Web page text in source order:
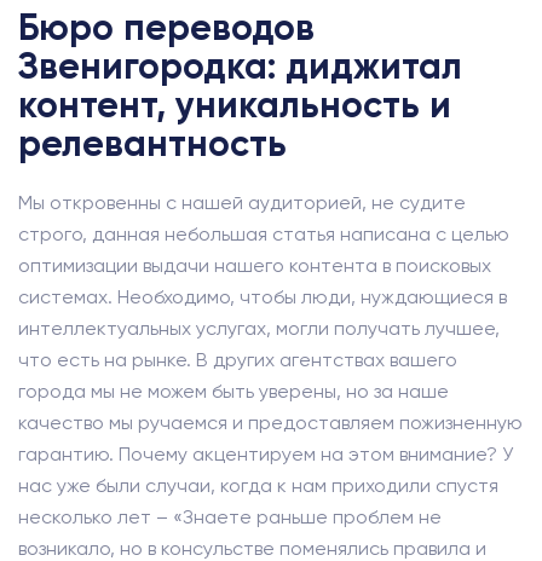
Бюро переводов
Звенигородка: диджитал
контент, уникальность и
релевантность
Мы откровенны с нашей аудиторией, не судите
строго, данная небольшая статья написана с целью
оптимизации выдачи нашего контента в поисковых
системах. Необходимо, чтобы люди, нуждающиеся в
интеллектуальных услугах, могли получать лучшее,
что есть на рынке. В других агентствах вашего
города мы не можем быть уверены, но за наше
качество мы ручаемся и предоставляем пожизненную
гарантию. Почему акцентируем на этом внимание? У
нас уже были случаи, когда к нам приходили спустя
несколько лет – «Знаете раньше проблем не
возникало, но в консульстве поменялись правила и